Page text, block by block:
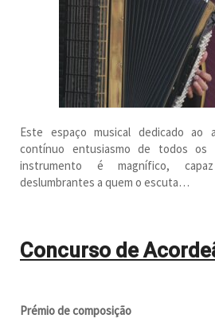
Este espaço musical dedicado ao
contínuo entusiasmo de todos
instrumento é magnífico,
deslumbrantes a quem o escuta…
Concurso de
Prémio de composição